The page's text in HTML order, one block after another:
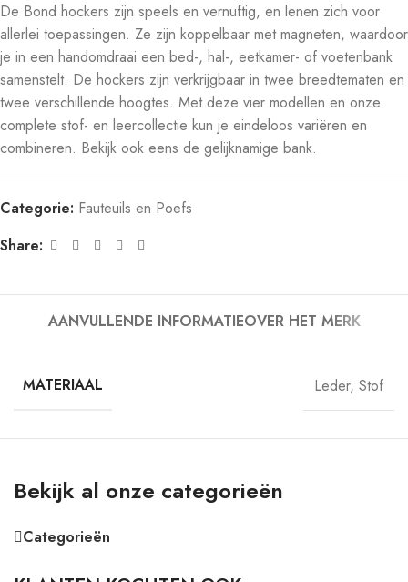
De Bond hockers zijn speels en vernuftig, en lenen zich voor
allerlei toepassingen. Ze zijn koppelbaar met magneten, waardoor
je in een handomdraai een bed-, hal-, eetkamer- of voetenbank
samenstelt. De hockers zijn verkrijgbaar in twee breedtematen en
twee verschillende hoogtes. Met deze vier modellen en onze
complete stof- en leercollectie kun je eindeloos variëren en
combineren. Bekijk ook eens de gelijknamige bank.
Categorie: Fauteuils en Poefs
Share:
AANVULLENDE INFORMATIEOVER HET MERK
MATERIAAL Leder, Stof
Bekijk al onze categorieën
Categorieën